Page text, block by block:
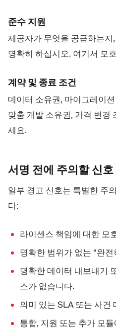
준수 지원
제공자가 무엇을 공급하는
명확히 하십시오. 여기서 모
계약 및 종료 조건
데이터 소유권, 마이그레이
맞춤 개발 소유권, 가격 변경
세요.
서명 전에 주의할신호
일부 경고 신호는 특별한 주
다:
라이센스 책임에 대한 모
명확한 범위가 없는 “완
명확한 데이터 내보내기
스가 없습니다.
의미 있는 SLA 또는 사건
통합, 지원 또는 추가 모